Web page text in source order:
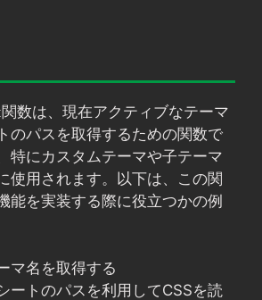
関数は、現在アクティブなテーマ
のパスを取得するための関数で
特にカスタムテーマや子テーマ
使用されます。以下は、この関
能を実装する際に役立つかの例
マ名を取得する
ートのパスを利用してCSSを読